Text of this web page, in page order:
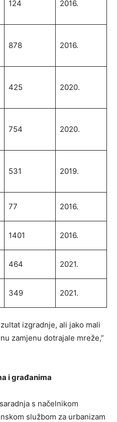
124 2016.
878 2016.
425 2020.
754 2020.
531 2019.
77 2016.
1401 2016.
464 2021.
349 2021.
izgradnje, ali jako mali
zamjenu dotrajale mreže,”
i građanima
s načelnikom
službom za urbanizam